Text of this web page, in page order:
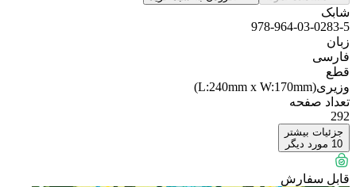
شابک
978-964-03-0283-5
زبان
فارسی
قطع
وزیری(L:240mm x W:170mm)
تعداد صفحه
292
جزئیات بیشتر
10 مورد دیگر
قابل سفارش